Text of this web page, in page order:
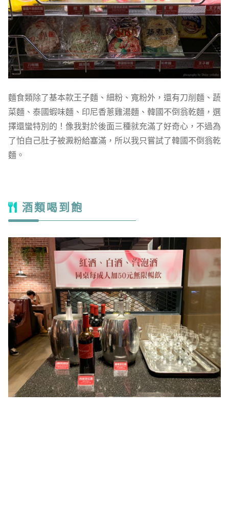
麵食類除了基本款王子麵、細粉、寬粉外，還有刀削麵、蔬
菜麵、泰國蝦味麵、印尼香蔥雞湯麵、韓國不倒翁乾麵，選
擇還蠻特別的！像我對於後面三種就充滿了好奇心，不過為
了怕自己肚子被澱粉給塞滿，所以我只嘗試了韓國不倒翁乾
麵。
酒類喝到飽